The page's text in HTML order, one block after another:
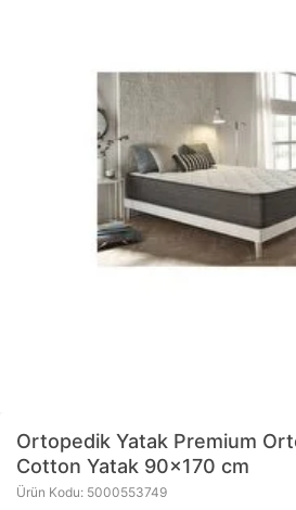
Ortopedik Yatak Premium
Cotton Yatak 90x170 cm
Ürün Kodu: 5000553749